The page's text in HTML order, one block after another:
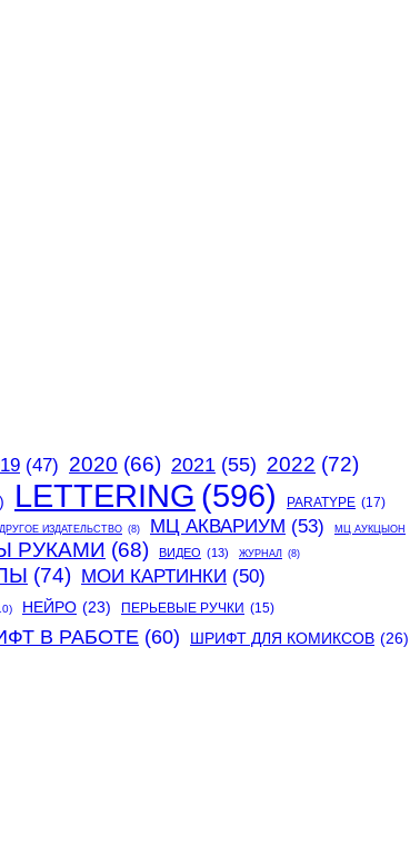
(47) 2020 (66) 2021 (55) 2022 (72)
LETTERING (596) PARATYPE (17)
ДРУГОЕ ИЗДАТЕЛЬСТВО (8) МЦ АКВАРИУМ (53) МЦ АУКЦЫОН
РУКАМИ (68) ВИДЕО (13) ЖУРНАЛ (8)
(74) МОИ КАРТИНКИ (50)
НЕЙРО (23) ПЕРЬЕВЫЕ РУЧКИ (15)
В РАБОТЕ (60) ШРИФТ ДЛЯ КОМИКСОВ (26)